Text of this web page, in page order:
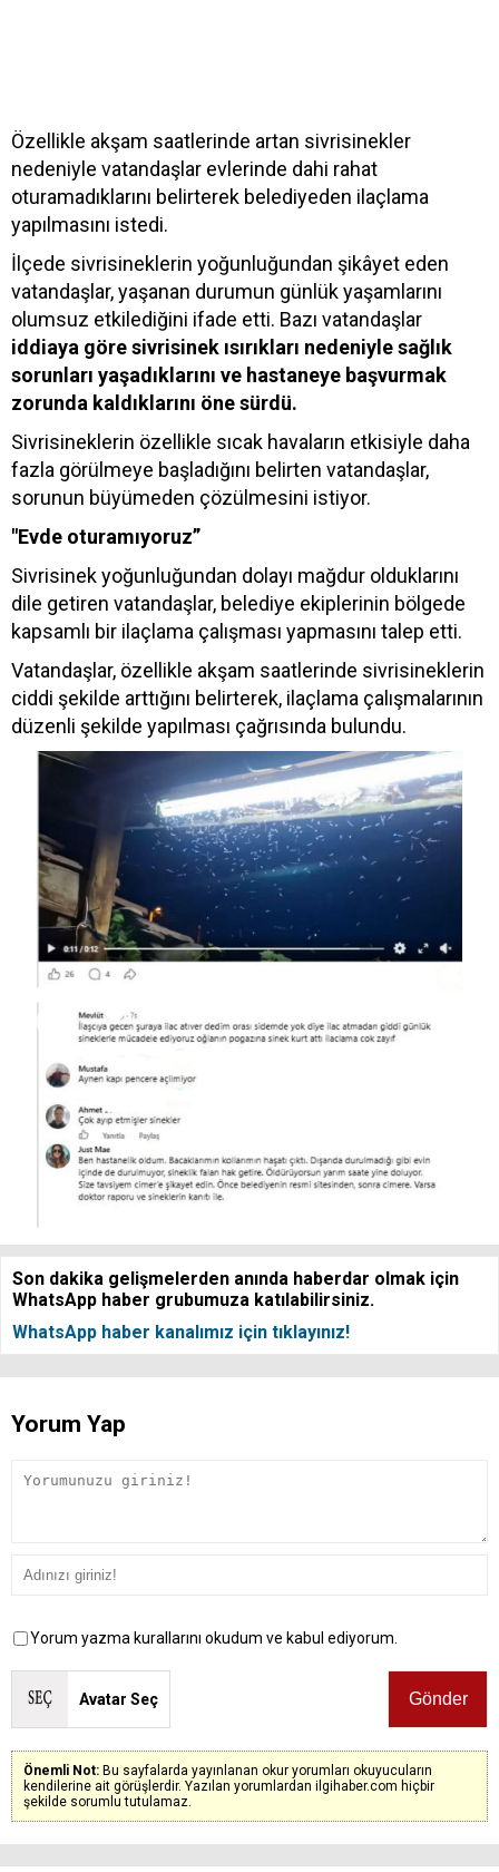
Özellikle akşam saatlerinde artan sivrisinekler
nedeniyle vatandaşlar evlerinde dahi rahat
oturamadıklarını belirterek belediyeden ilaçlama
yapılmasını istedi.
İlçede sivrisineklerin yoğunluğundan şikâyet eden
vatandaşlar, yaşanan durumun günlük yaşamlarını
olumsuz etkilediğini ifade etti. Bazı vatandaşlar
iddiaya göre sivrisinek ısırıkları nedeniyle sağlık
sorunları yaşadıklarını ve hastaneye başvurmak
zorunda kaldıklarını öne sürdü.
Sivrisineklerin özellikle sıcak havaların etkisiyle daha
fazla görülmeye başladığını belirten vatandaşlar,
sorunun büyümeden çözülmesini istiyor.
"Evde oturamıyoruz”
Sivrisinek yoğunluğundan dolayı mağdur olduklarını
dile getiren vatandaşlar, belediye ekiplerinin bölgede
kapsamlı bir ilaçlama çalışması yapmasını talep etti.
Vatandaşlar, özellikle akşam saatlerinde sivrisineklerin
ciddi şekilde arttığını belirterek, ilaçlama çalışmalarının
düzenli şekilde yapılması çağrısında bulundu.
Son dakika gelişmelerden anında haberdar olmak için
WhatsApp haber grubumuza katılabilirsiniz.
WhatsApp haber kanalımız için tıklayınız!
Yorum Yap
Yorum yazma kurallarını okudum ve kabul ediyorum.
Avatar Seç
Önemli Not: Bu sayfalarda yayınlanan okur yorumları okuyucuların
kendilerine ait görüşlerdir. Yazılan yorumlardan ilgihaber.com hiçbir
şekilde sorumlu tutulamaz.